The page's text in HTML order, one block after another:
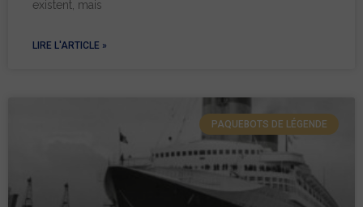
existent, mais
LIRE L'ARTICLE »
PAQUEBOTS DE LÉGENDE